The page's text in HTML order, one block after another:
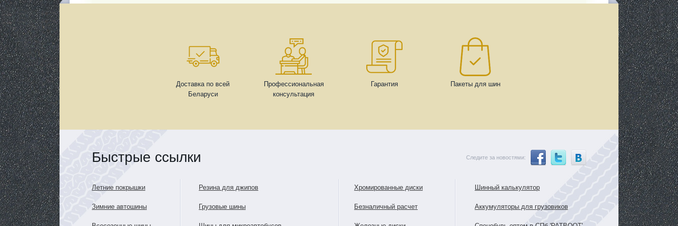
Доставка по всей
Беларуси
Профессиональная
консультация
Гарантия Пакеты для шин
Быстрые ссылки Следите за новостями:
Летние покрышки
Зимние автошины
Резина для джипов
Грузовые шины
Хромированные диски
Безналичный расчет
Шинный калькулятор
Аккумуляторы для грузовиков